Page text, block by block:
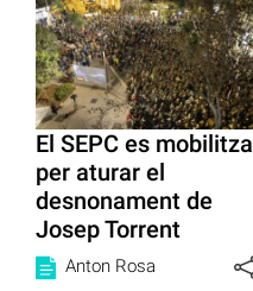
El SEPC es mobilitza
per aturar el
desnonament de
Josep Torrent
Anton Rosa